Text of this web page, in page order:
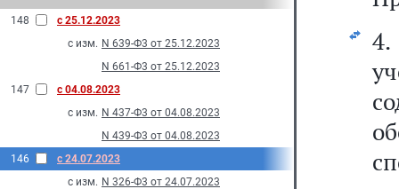
148
с 25.12.2023
с изм. N 639-Ф3 от 25.12.2023
N 661-Ф3 от 25.12.2023
147
с 04.08.2023
с изм. N 437-Ф3 от 04.08.2023
N 439-Ф3 от 04.08.2023
146
с 24.07.2023
с изм. N 326-Ф3 от 24.07.2023